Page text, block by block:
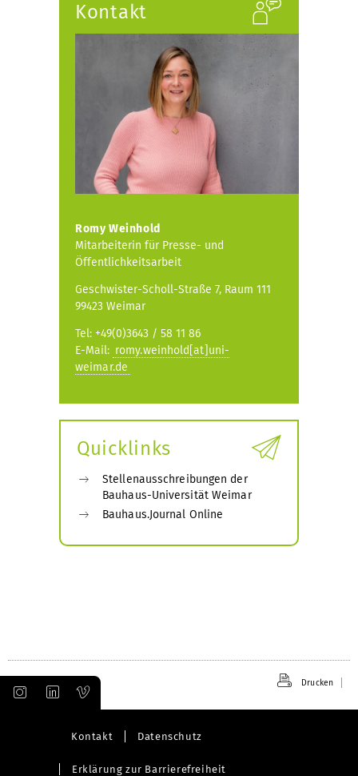
Kontakt
Romy Weinhold
Mitarbeiterin für Presse- und
Öffentlichkeitsarbeit
Geschwister-Scholl-Straße 7, Raum 111
99423 Weimar
Tel: +49(0)3643 / 58 11 86
E-Mail: romy.weinhold[at]uni-
weimar.de
Quicklinks
Stellenausschreibungen der
Bauhaus-Universität Weimar
Bauhaus.Journal Online
Drucken
Kontakt Datenschutz
Erklärung zur Barrierefreiheit